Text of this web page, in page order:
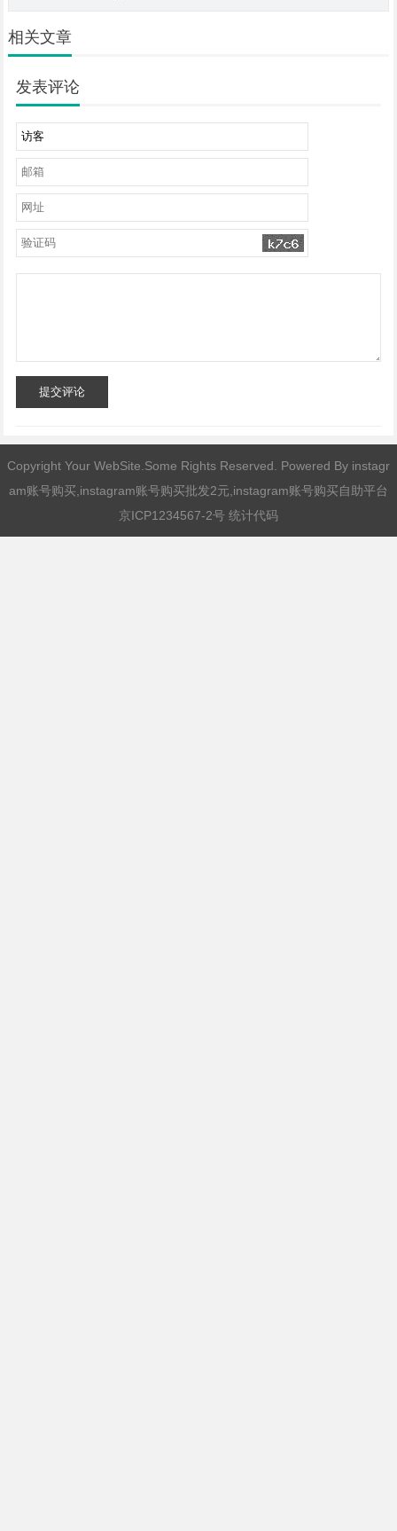
相关文章
发表评论
提交评论
Copyright Your WebSite.Some Rights Reserved. Powered By instagr
am账号购买,instagram账号购买批发2元,instagram账号购买自助平台
京ICP1234567-2号 统计代码